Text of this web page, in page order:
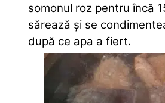
somonul roz pentru încă
sărează și se
după ce apa a fiert.